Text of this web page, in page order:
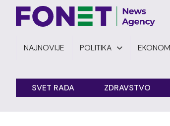
NAJNOVIJE POLITIKA
SVET RADA ZDRAVSTVO